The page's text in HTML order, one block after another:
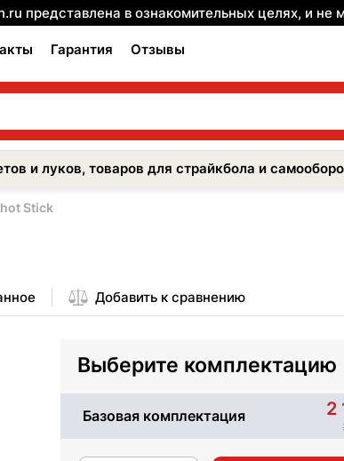
представлена в ознакомительных целях, и
Гарантия Отзывы
и луков, товаров для страйкбола и
Stick
Добавить к сравнению
Выберите комплектацию
Базовая комплектация 2